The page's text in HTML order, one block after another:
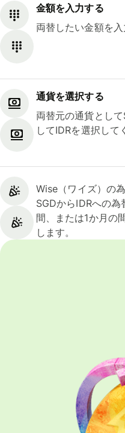
金額を入力する
両替したい金額を入
通貨を選択する
両替元の通貨とし
してIDRを選択して
Wise（ワイズ）の
SGDからIDRへの為
間、または1か月の
します。